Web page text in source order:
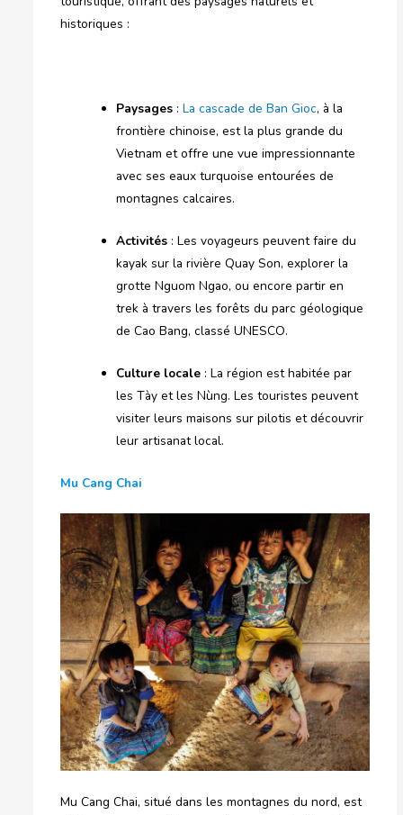
historiques :
Paysages: La cascade de Ban Gioc, à la
frontière chinoise, est la plus grande du
Vietnam et offre une vue impressionnante
avec ses eaux turquoise entourées de
montagnes calcaires.
Activités: Les voyageurs peuvent faire du
kayak sur la rivière Quay Son, explorer la
grotte Nguom Ngao, ou encore partir en
trek à travers les forêts du parc géologique
de Cao Bang, classé UNESCO.
Culture locale: La région est habitée par
les Tày et les Nùng. Les touristes peuvent
visiter leurs maisons sur pilotis et découvrir
leur artisanat local.
Mu Cang Chai
Mu Cang Chai, situé dans les montagnes du nord, est